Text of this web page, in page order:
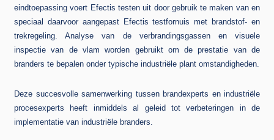
eindtoepassing voert Efectis testen uit door gebruik te maken van en
speciaal daarvoor aangepast Efectis testfornuis met brandstof- en
trekregeling. Analyse van de verbrandingsgassen en visuele
inspectie van de vlam worden gebruikt om de prestatie van de
branders te bepalen onder typische industriële plant omstandigheden.
Deze succesvolle samenwerking tussen brandexperts en industriële
procesexperts heeft inmiddels al geleid tot verbeteringen in de
implementatie van industriële branders.